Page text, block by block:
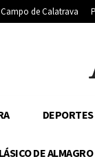
Campo de Calatrava
DEPORTES
DE ALMAGRO